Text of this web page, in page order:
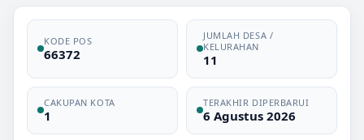
KODE POS
66372
JUMLAH DESA /
KELURAHAN
11
CAKUPAN KOTA
1
TERAKHIR DIPERBARUI
6 Agustus 2026